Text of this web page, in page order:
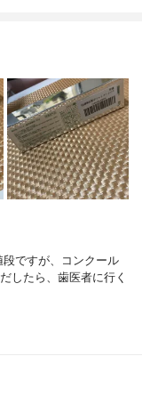
ですが、コンクール
したら、歯医者に行く